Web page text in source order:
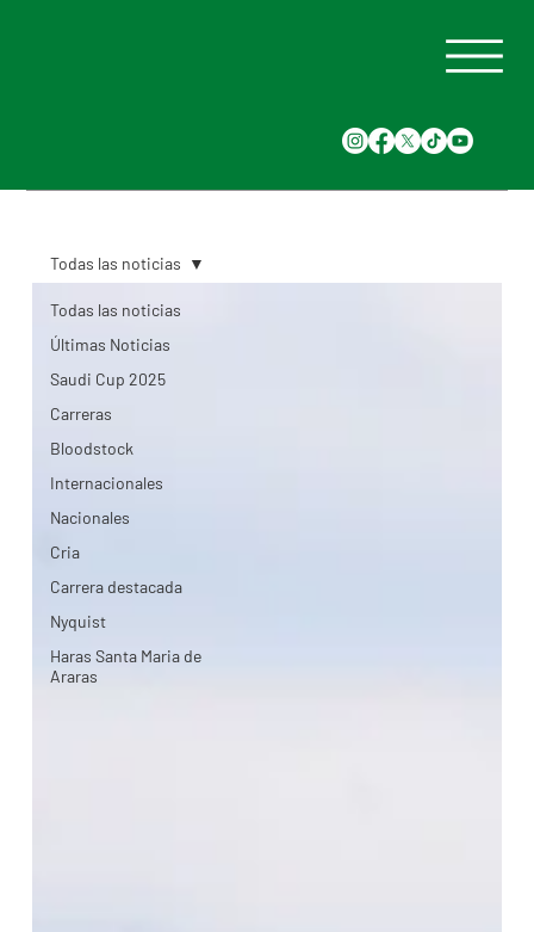
Todas las noticias
Últimas Noticias
Saudi Cup 2025
Carreras
Bloodstock
Internacionales
Nacionales
Cria
Carrera destacada
Nyquist
Haras Santa Maria de
Araras
Todas las noticias